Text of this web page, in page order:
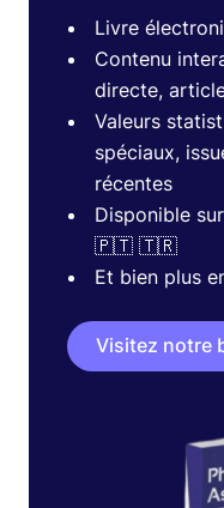
Livre
Contenu
directe,
Valeurs
spéciaux,
récentes
🇵🇹 🇹🇷
Et bien plus
Visitez notre